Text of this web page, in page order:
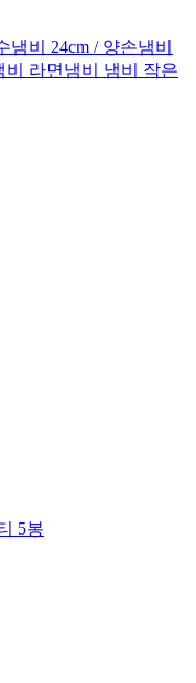
냄비 24cm / 양손냄비
라면냄비 냄비 작은
5봉